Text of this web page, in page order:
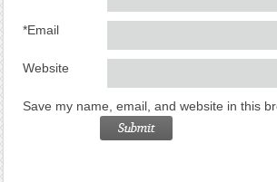
Email
*
Website
Save my name, email, and website in this